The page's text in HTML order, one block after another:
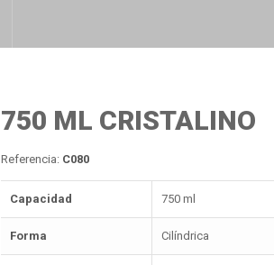
750 ML CRISTALINO
Referencia: C080
Capacidad 750 ml
Forma Cilíndrica